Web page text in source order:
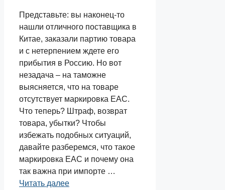
Представьте: вы наконец-то
нашли отличного поставщика в
Китае, заказали партию товара
и с нетерпением ждете его
прибытия в Россию. Но вот
незадача – на таможне
выясняется, что на товаре
отсутствует маркировка EAC.
Что теперь? Штраф, возврат
товара, убытки? Чтобы
избежать подобных ситуаций,
давайте разберемся, что такое
маркировка EAC и почему она
так важна при импорте …
Читать далее